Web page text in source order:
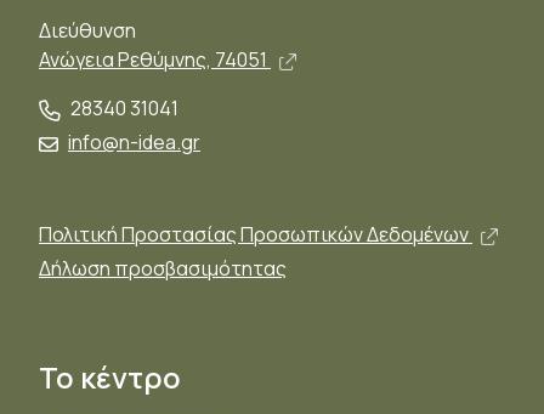
Διεύθυνση
Ανώγεια Ρεθύμνης, 74051
28340 31041
info@n-idea.gr
Πολιτική Προστασίας Προσωπικών Δεδομένων
Δήλωση προσβασιμότητας
Το κέντρο